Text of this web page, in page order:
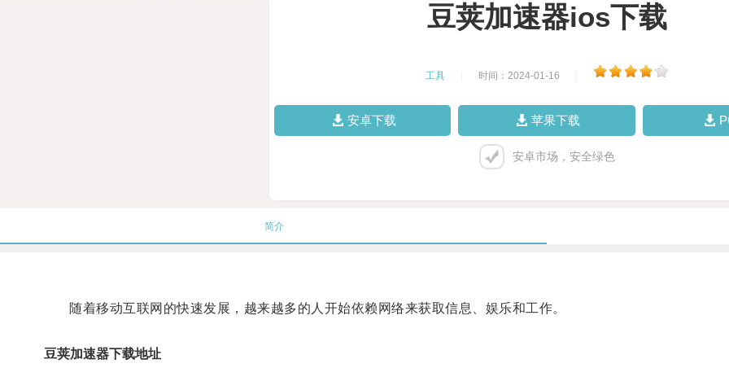
豆荚加速器ios下载
工具 时间：2024-01-16
安卓下载 苹果下载
安卓市场，安全绿色
简介
随着移动互联网的快速发展，越来越多的人开始依赖网络来获取信息、娱乐和工作。
豆荚加速器下载地址